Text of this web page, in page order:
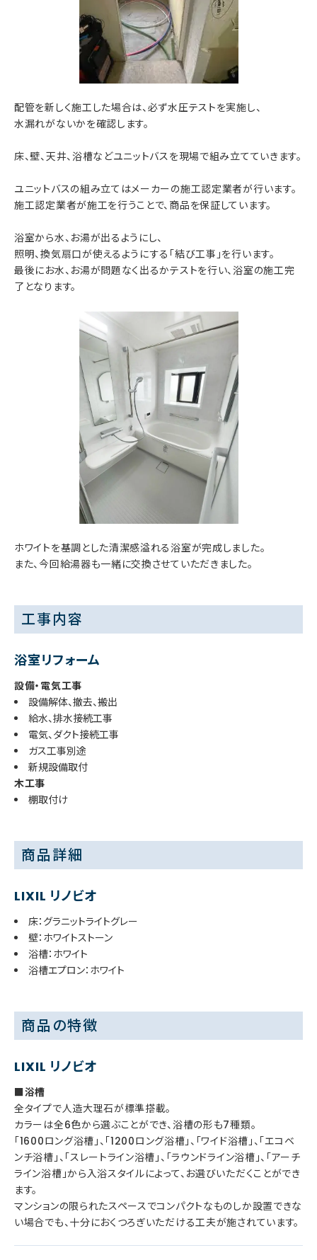
配管を新しく施工した場合は、必ず水圧テストを実施し、
水漏れがないかを確認します。
床、壁、天井、浴槽などユニットバスを現場で組み立てていきます。
ユニットバスの組み立てはメーカーの施工認定業者が行います。
施工認定業者が施工を行うことで、商品を保証しています。
浴室から水、お湯が出るようにし、
照明、換気扇口が使えるようにする「結び工事」を行います。
最後にお水、お湯が問題なく出るかテストを行い、浴室の施工完
了となります。
ホワイトを基調とした清潔感溢れる浴室が完成しました。
また、今回給湯器も一緒に交換させていただきました。
工事内容
浴室リフォーム
設備・電気工事
設備解体、撤去、搬出
給水、排水接続工事
電気、ダクト接続工事
ガス工事別途
新規設備取付
木工事
棚取付け
商品詳細
LIXIL リノビオ
床：グラニットライトグレー
壁：ホワイトストーン
浴槽：ホワイト
浴槽エプロン：ホワイト
商品の特徴
LIXIL リノビオ
■浴槽
全タイプで人造大理石が標準搭載。
カラーは全6色から選ぶことができ、浴槽の形も7種類。
「1600ロング浴槽」、「1200ロング浴槽」、「ワイド浴槽」、「エコベ
ンチ浴槽」、「スレートライン浴槽」、「ラウンドライン浴槽」、「アーチ
ライン浴槽」から入浴スタイルによって、お選びいただくことができ
ます。
マンションの限られたスペースでコンパクトなものしか設置できな
い場合でも、十分におくつろぎいただける工夫が施されています。